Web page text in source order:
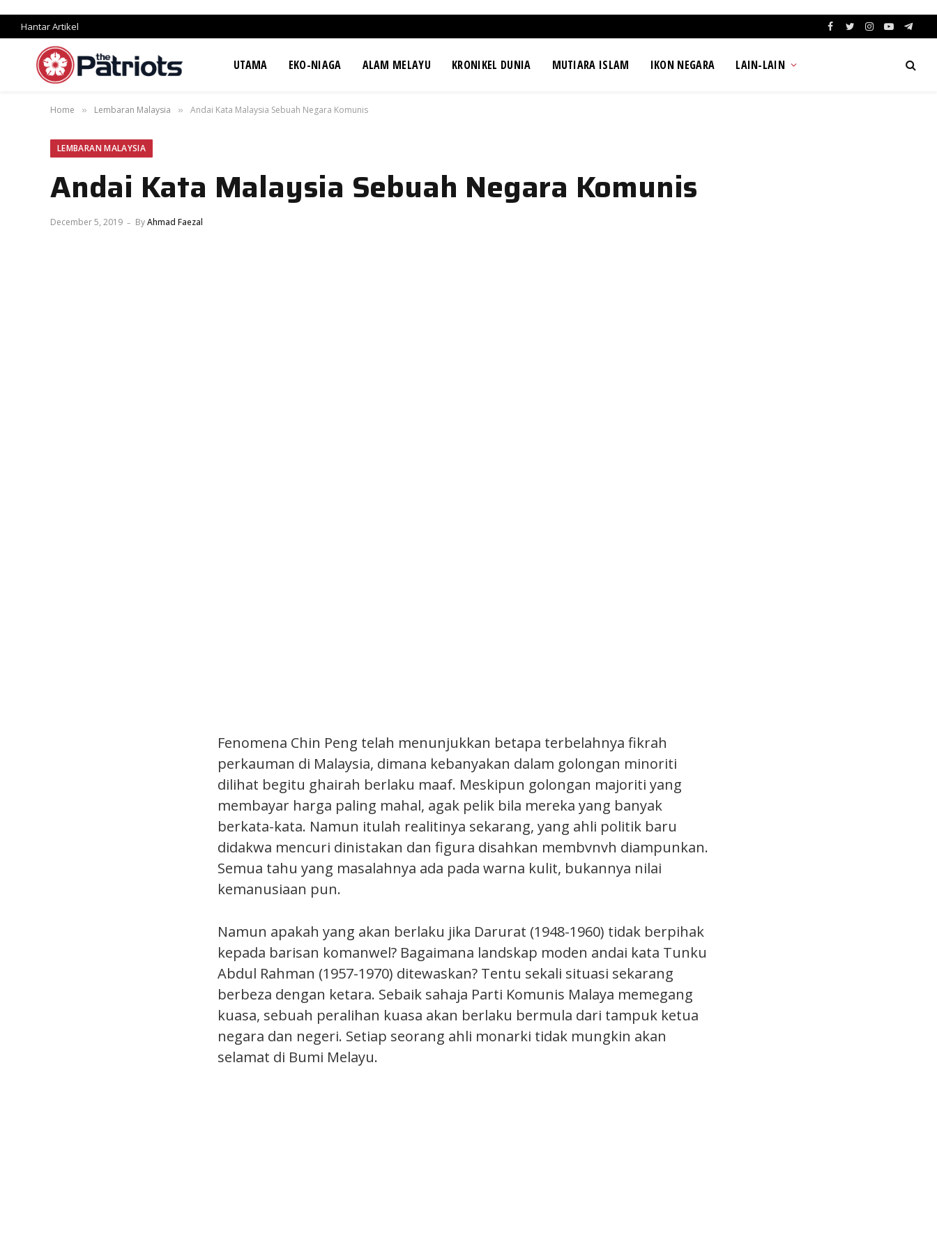
Hantar Artikel Facebook
TwitterInstagram
YouTube
UTAMA EKO-NIAGA ALAM MELAYU KRONIKEL DUNIA MUTIARA ISLAM IKON NEGARA LAIN-LAIN
Home » Lembaran Malaysia » Andai Kata Malaysia Sebuah Negara Komunis
LEMBARAN MALAYSIA
Andai Kata Malaysia Sebuah Negara Komunis
December 5, 2019 ByAhmad Faezal
Fenomena Chin Peng telah menunjukkan betapa terbelahnya fikrah
perkauman di Malaysia, dimana kebanyakan dalam golongan minoriti
dilihat begitu ghairah berlaku maaf. Meskipun golongan majoriti yang
membayar harga paling mahal, agak pelik bila mereka yang banyak
berkata-kata. Namun itulah realitinya sekarang, yang ahli politik baru
didakwa mencuri dinistakan dan figura disahkan membvnvh diampunkan.
Semua tahu yang masalahnya ada pada warna kulit, bukannya nilai
kemanusiaan pun.
Namun apakah yang akan berlaku jika Darurat (1948-1960) tidak berpihak
kepada barisan komanwel? Bagaimana landskap moden andai kata Tunku
Abdul Rahman (1957-1970) ditewaskan? Tentu sekali situasi sekarang
berbeza dengan ketara. Sebaik sahaja Parti Komunis Malaya memegang
kuasa, sebuah peralihan kuasa akan berlaku bermula dari tampuk ketua
negara dan negeri. Setiap seorang ahli monarki tidak mungkin akan
selamat di Bumi Melayu.